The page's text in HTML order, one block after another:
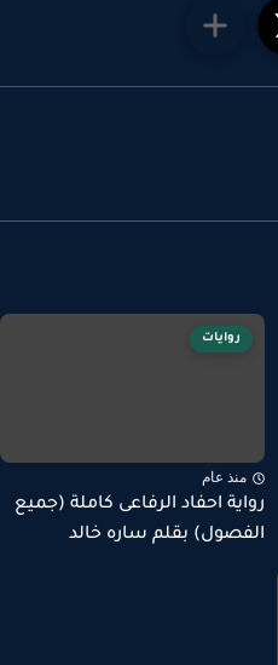
روايات
منذ عام
رواية احفاد الرفاعى كاملة (جميع
الفصول) بقلم ساره خالد